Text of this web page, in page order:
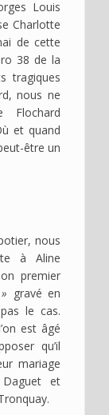
Louis
Charlotte
de cette
38 de la
tragiques
nous ne
Flochard
et quand
être un
nous
à Aline
premier
gravé en
le cas.
est âgé
qu’il
mariage
et